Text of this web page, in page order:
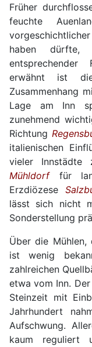
Früher
feuchte
haben dürfte,
erwähnt ist
Zusammenhang
Lage am Inn
zunehmend
Richtung
italienischen
vieler Innstädte
Mühldorffür
Erzdiözese
lässt sich nicht
Sonderstellung
Über die Mühlen,
ist wenig
zahlreichen
etwa vom Inn.
Steinzeit mit
Jahrhundert
Aufschwung.
kaum reguliert